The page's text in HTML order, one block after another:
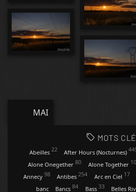
MAI
MOTS
Abeilles 22 After Hours (Nocturnes)
Alone Onegether 80 Alone Together 10
Annecy 98 Antibes 254 Arc en Ciel 17
banc
Bancs 84 Bass 33 Belles